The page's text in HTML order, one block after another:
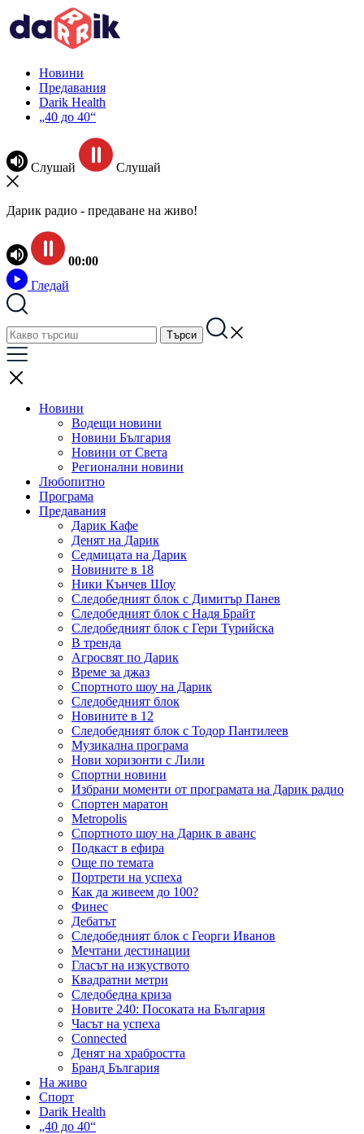
Новини
Предавания
Darik Health
„40 до 40“
Слушай Слушай
Дарик радио - предаване на живо!
00:00
Гледай
Новини
Водещи новини
Новини България
Новини от Света
Регионални новини
Любопитно
Програма
Предавания
Дарик Кафе
Денят на Дарик
Седмицата на Дарик
Новините в 18
Ники Кънчев Шоу
Следобедният блок с Димитър Панев
Следобедният блок с Надя Брайт
Следобедният блок с Гери Турийска
В тренда
Агросвят по Дарик
Време за джаз
Спортното шоу на Дарик
Следобедният блок
Новините в 12
Следобедният блок с Тодор Пантилеев
Музикална програма
Нови хоризонти с Лили
Спортни новини
Избрани моменти от програмата на Дарик радио
Спортен маратон
Metropolis
Спортното шоу на Дарик в аванс
Подкаст в ефира
Още по темата
Портрети на успеха
Как да живеем до 100?
Финес
Дебатът
Следобедният блок с Георги Иванов
Мечтани дестинации
Гласът на изкуството
Квадратни метри
Следобедна криза
Новите 240: Посоката на България
Часът на успеха
Connected
Денят на храбростта
Бранд България
На живо
Спорт
Darik Health
„40 до 40“